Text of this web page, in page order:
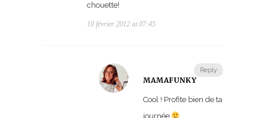
chouette!
10 février 2012 at 07:45
Reply
MAMAFUNKY
Cool ! Profite bien de ta
journée